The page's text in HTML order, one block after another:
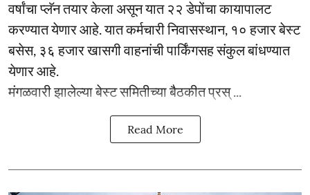
वर्षांचा प्लॅन तयार केला असून यात २२ डेपोंचा कायापालट
करण्यात येणार आहे. यात कर्मचारी निवासस्थान, १० हजार बेस्ट
बसेस, ३६ हजार खासगी वाहनांची पार्किंगसह संकुल बांधण्यात
येणार आहे.
मंगळवारी झालेल्या बेस्ट समितीच्या बैठकीत प्रस् ...
Read More